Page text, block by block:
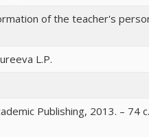
of the teacher's
L.P.
Publishing, 2013. – 74 с.